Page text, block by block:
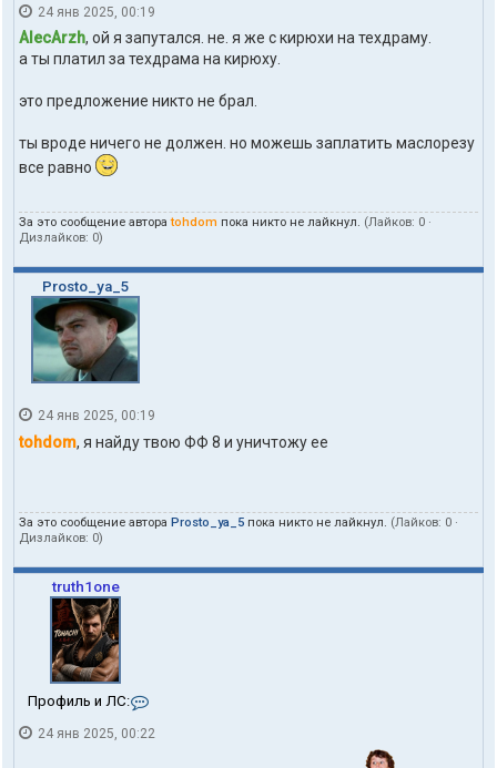
н
т
а
к
ы
о
о
в
т
m
24 янв 2025, 00:19
AlecArzh, ой я запутался. не. я же с кирюхи на техдраму.
а ты платил за техдрама на кирюху.
это предложение никто не брал.
ты вроде ничего не должен. но можешь заплатить маслорезу
все равно
За это сообщение автораtohdom пока никто не лайкнул. (Лайков: 0 ·
Дизлайков: 0)
Prosto_ya_5
24 янв 2025, 00:19
tohdom, я найду твою ФФ 8 и уничтожу ее
За это сообщение автора Prosto_ya_5 пока никто не лайкнул. (Лайков: 0 ·
Дизлайков: 0)
truth1one
Профиль и ЛС:
н
24 янв 2025, 00:22